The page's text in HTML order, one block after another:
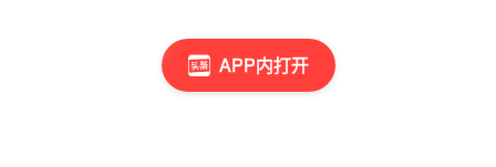
APP内打开